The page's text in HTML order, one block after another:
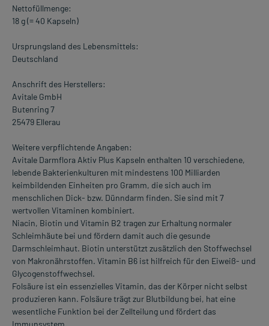
Nettofüllmenge:
18 g (= 40 Kapseln)
Ursprungsland des Lebensmittels:
Deutschland
Anschrift des Herstellers:
Avitale GmbH
Butenring 7
25479 Ellerau
Weitere verpflichtende Angaben:
Avitale Darmflora Aktiv Plus Kapseln enthalten 10 verschiedene,
lebende Bakterienkulturen mit mindestens 100 Milliarden
keimbildenden Einheiten pro Gramm, die sich auch im
menschlichen Dick- bzw. Dünndarm finden. Sie sind mit 7
wertvollen Vitaminen kombiniert.
Niacin, Biotin und Vitamin B2 tragen zur Erhaltung normaler
Schleimhäute bei und fördern damit auch die gesunde
Darmschleimhaut. Biotin unterstützt zusätzlich den Stoffwechsel
von Makronährstoffen. Vitamin B6 ist hilfreich für den Eiweiß- und
Glycogenstoffwechsel.
Folsäure ist ein essenzielles Vitamin, das der Körper nicht selbst
produzieren kann. Folsäure trägt zur Blutbildung bei, hat eine
wesentliche Funktion bei der Zellteilung und fördert das
Immunsystem.